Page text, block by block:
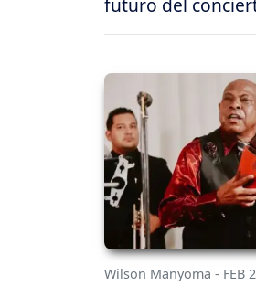
futuro del
Wilson Manyoma - FEB